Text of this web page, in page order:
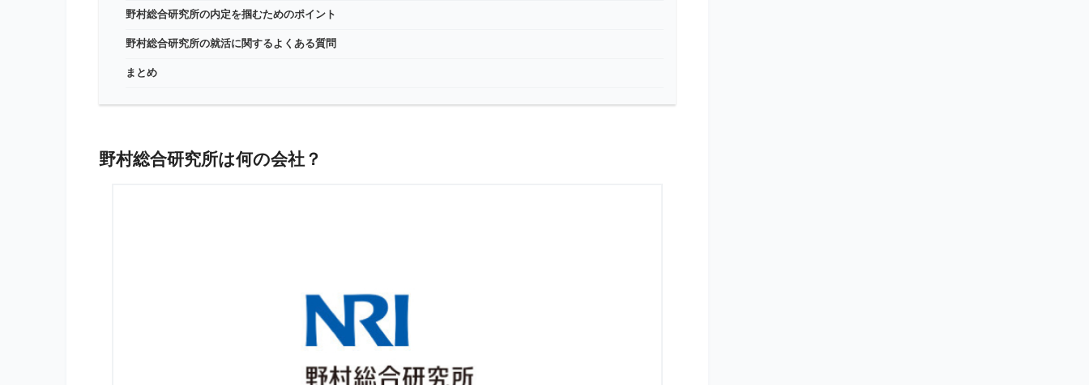
野村総合研究所の内定を掴むためのポイント
野村総合研究所の就活に関するよくある質問
まとめ
野村総合研究所は何の会社？